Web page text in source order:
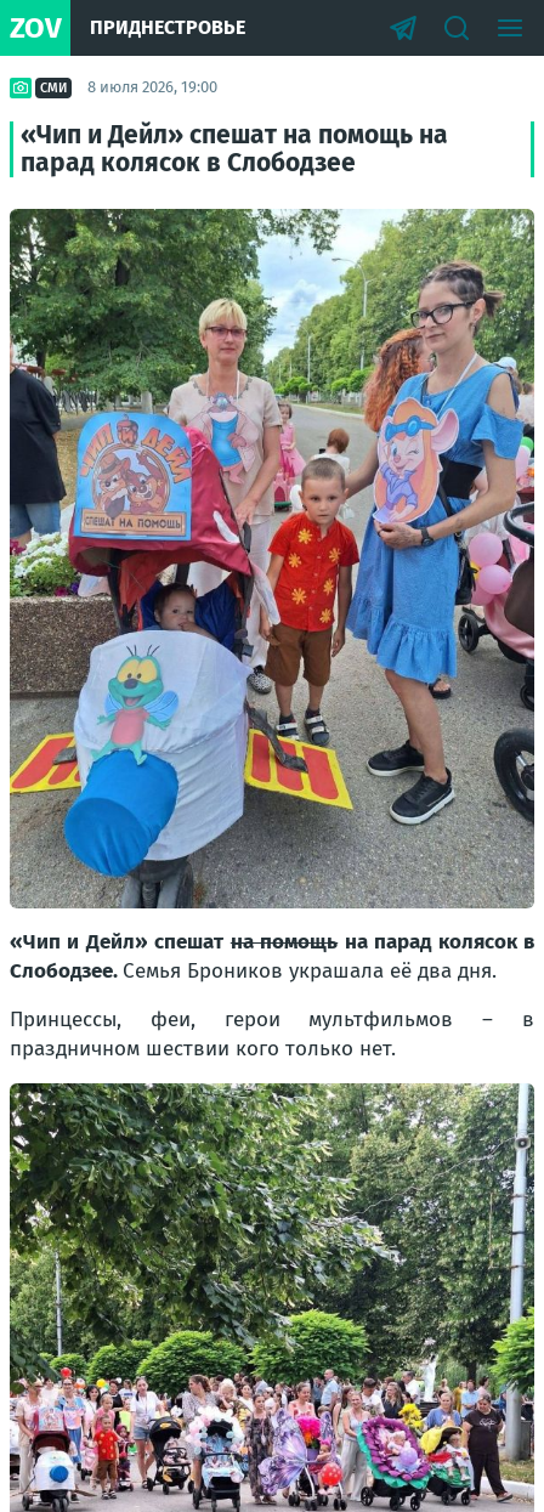
ZOV ПРИДНЕСТРОВЬЕ
СМИ 8 июля 2026, 19:00
«Чип и Дейл» спешат на помощь на
парад колясок в Слободзее
«Чип и Дейл» спешатна помощьна парад колясок в
Слободзее. Семья Броников украшала её два дня.
Принцессы, феи, герои мультфильмов – в
праздничном шествии кого только нет.